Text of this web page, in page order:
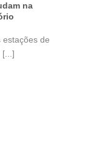
na
estações de
[...]